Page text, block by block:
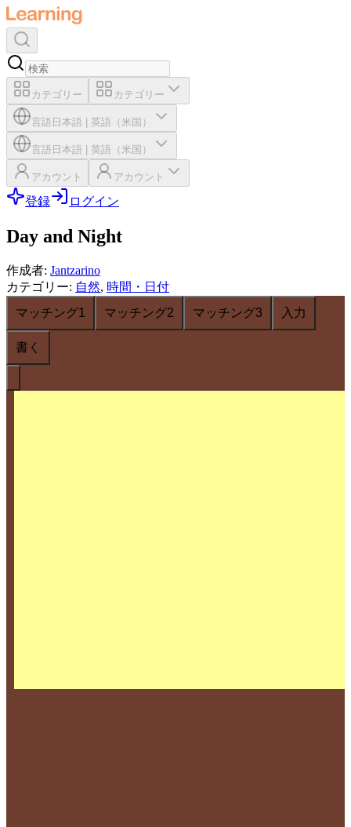
カテゴリー カテゴリー
言語 日本語 英語（米国）
言語 日本語 英語（米国）
アカウント アカウント
登録 ログイン
Day and Night
作成者: Jantzarino
カテゴリー: 自然, 時間・日付
マッチング1
マッチング2 マッチング3 入力
書く